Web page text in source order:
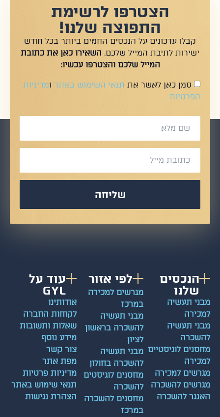
הצטרפו לרשימת
התפוצה שלנו!
קבלו עדכונים על הנכסים החמים ביותר בכל חודש
ישירות לתיבת המייל שלכם. השאירו כאן את כתובת
המייל שלכם והצטרפו עכשיו:
סמן כאן לאשר את תנאי השימוש באתר ומדיניות
הפרטיות
שליחה
הנכסים
שלנו
מבני תעשיה
למכירה
מבני תעשיה
להשכרה
מחסנים לוגיסטיים
למכירה
מגרשים למכירה
מגרשים להשכרה
האנגר להשכרה
לפי אזור
מגרשים למכירה
במרכז
מבני תעשיה
להשכרה בראשון
לציון
מבני תעשיה
להשכרה בחולון
מחסנים לוגיסטים
להשכרה
מחסנים להשכרה
במרכז
עוד על
GYL
אודותינו
לקוחות החברה
שאלות ותשובות
מידע נוסף
צור קשר
מפת אתר
מדיניות פרטיות
תנאי שימוש באתר
הצהרת נגישות